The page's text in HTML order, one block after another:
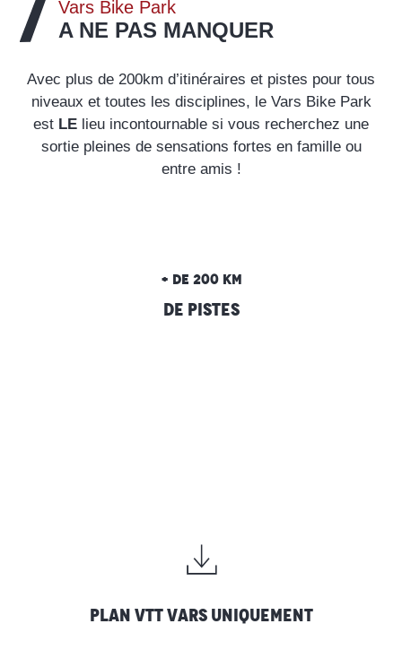
Vars Bike Park
A NE PAS MANQUER
Avec plus de 200km d’itinéraires et pistes pour tous
niveaux et toutes les disciplines, le Vars Bike Park
est LE lieu incontournable si vous recherchez une
sortie pleines de sensations fortes en famille ou
entre amis !
+ de 200 km
de pistes
plan VTT Vars uniquement